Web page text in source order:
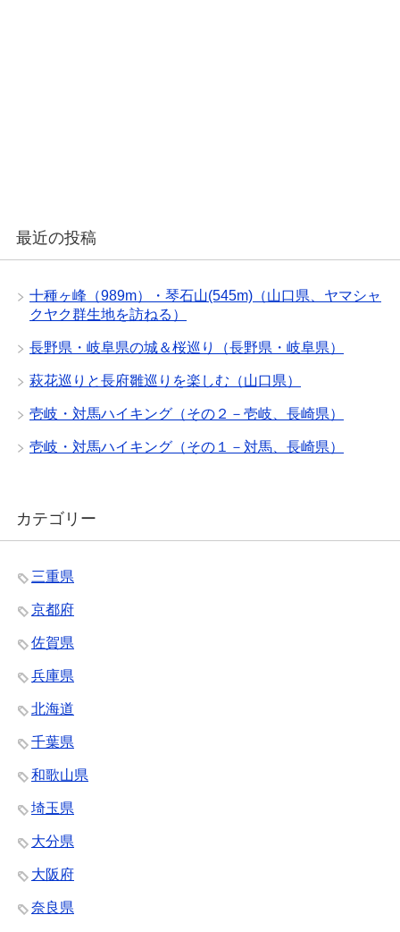
最近の投稿
十種ヶ峰（989m）・琴石山(545m)（山口県、ヤマシャ
クヤク群生地を訪ねる）
長野県・岐阜県の城＆桜巡り（長野県・岐阜県）
萩花巡りと長府雛巡りを楽しむ（山口県）
壱岐・対馬ハイキング（その２－壱岐、長崎県）
壱岐・対馬ハイキング（その１－対馬、長崎県）
カテゴリー
三重県
京都府
佐賀県
兵庫県
北海道
千葉県
和歌山県
埼玉県
大分県
大阪府
奈良県